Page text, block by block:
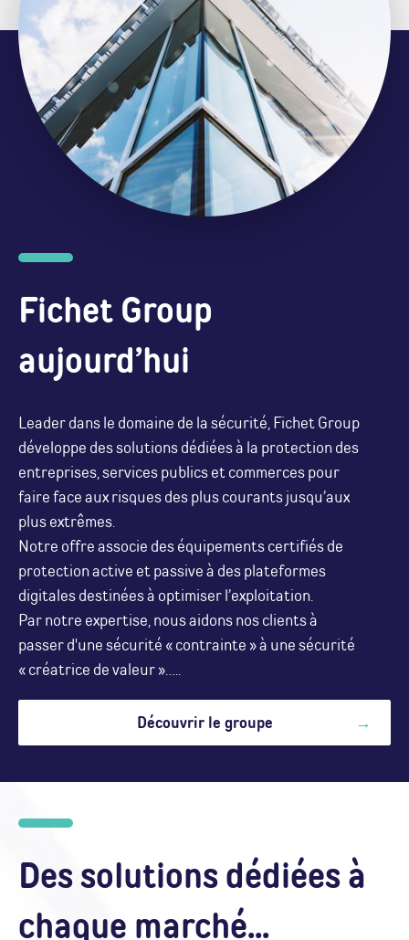
Fichet Group
aujourd’hui
Leader dans le domaine de la sécurité, Fichet Group
développe des solutions dédiées à la protection des
entreprises, services publics et commerces pour
faire face aux risques des plus courants jusqu’aux
plus extrêmes.
Notre offre associe des équipements certifiés de
protection active et passive à des plateformes
digitales destinées à optimiser l’exploitation.
Par notre expertise, nous aidons nos clients à
passer d'une sécurité « contrainte » à une sécurité
« créatrice de valeur »…..
Découvrir le groupe
Des solutions dédiées à
chaque marché...